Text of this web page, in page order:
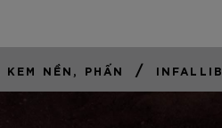
NỀN, PHẤN /